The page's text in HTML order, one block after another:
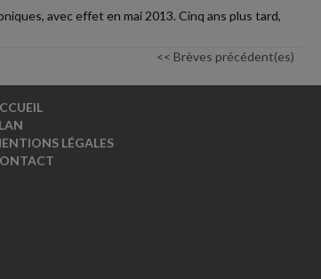
avec effet en mai 2013. Cinq ans plus tard,
<< Brèves précédent(es)
LÉGALES